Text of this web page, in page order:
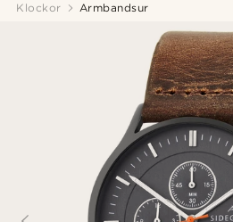
Klockor Armbandsur